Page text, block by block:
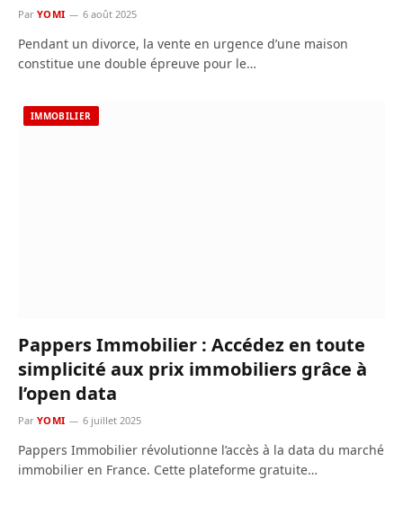
Par YOMI 6 août 2025
Pendant un divorce, la vente en urgence d’une maison
constitue une double épreuve pour le…
IMMOBILIER
Pappers Immobilier : Accédez en toute
simplicité aux prix immobiliers grâce à
l’open data
Par YOMI 6 juillet 2025
Pappers Immobilier révolutionne l’accès à la data du marché
immobilier en France. Cette plateforme gratuite…